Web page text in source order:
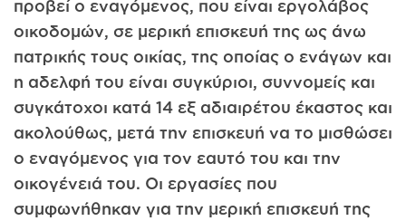
προβεί ο εναγόμενος, που είναι εργολάβος
οικοδομών, σε μερική επισκευή της ως άνω
πατρικής τους οικίας, της οποίας ο ενάγων και
η αδελφή του είναι συγκύριοι, συννομείς και
συγκάτοχοι κατά 14 εξ αδιαιρέτου έκαστος και
ακολούθως, μετά την επισκευή να το μισθώσει
ο εναγόμενος για τον εαυτό του και την
οικογένειά του. Οι εργασίες που
συμφωνήθηκαν για την μερική επισκευή της